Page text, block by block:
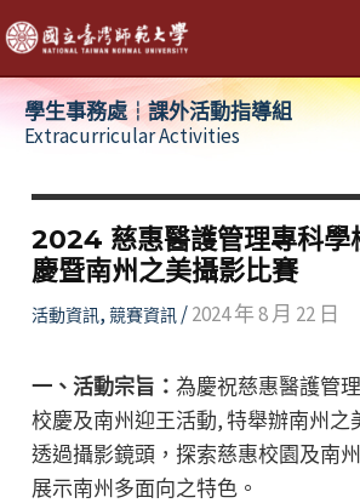
跳
至
主
學生事務處┆課外活動指導組
Extracurricular Activities
2024 慈惠醫護管理專科學
慶暨南州之美攝影比賽
活動資訊, 競賽資訊/2024 年 8 月 22 日
一、活動宗旨： 為慶祝慈惠醫護管
校慶及南州迎王活動, 特舉辦南州之
透過攝影鏡頭，探索慈惠校園及南
展示南州多面向之特色。